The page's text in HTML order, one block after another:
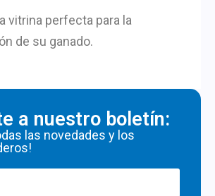
vitrina perfecta para la
de su ganado.
a nuestro boletín:
las novedades y los